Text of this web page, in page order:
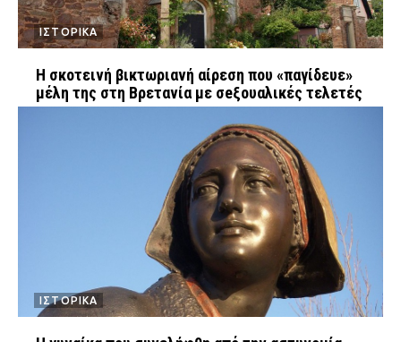
ΙΣΤΟΡΙΚΑ
Η σκοτεινή βικτωριανή αίρεση που «παγίδευε»
μέλη της στη Βρετανία με σeξουαλικές τελετές
ΙΣΤΟΡΙΚΑ